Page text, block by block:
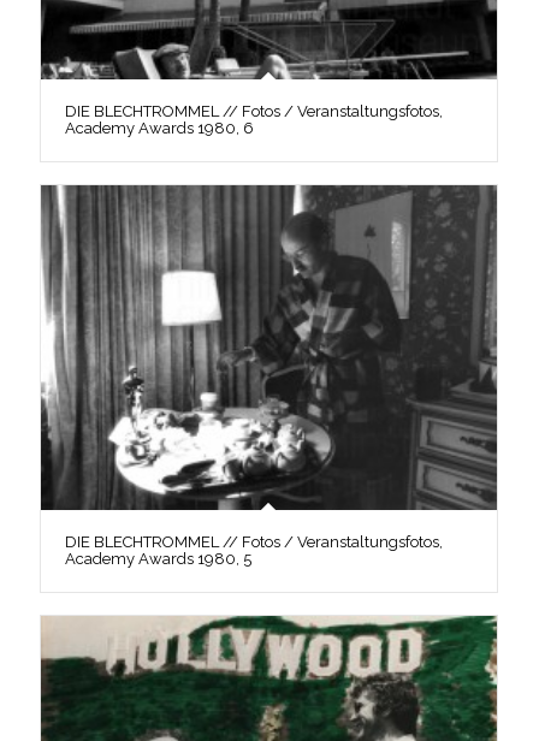
DIE BLECHTROMMEL // Fotos / Veranstaltungsfotos,
Academy Awards 1980, 6
DIE BLECHTROMMEL // Fotos / Veranstaltungsfotos,
Academy Awards 1980, 5